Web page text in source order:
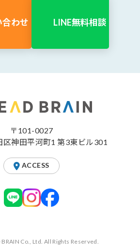
合わせ LINE無料相談
〒101-0027
区神田平河町1 第3東ビル301
ACCESS
Co., Ltd. All Rights Reserved.